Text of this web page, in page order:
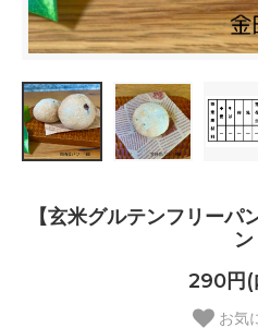
【玄米グルテンフリー
ン
290円(
お気